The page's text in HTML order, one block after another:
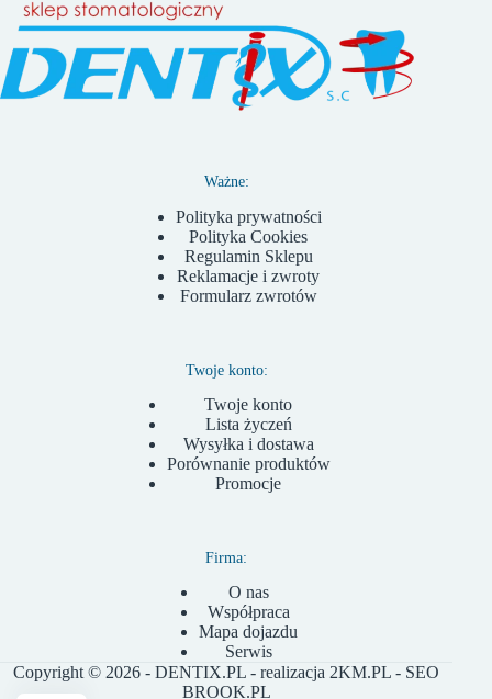
Ważne:
Polityka prywatności
Polityka Cookies
Regulamin Sklepu
Reklamacje i zwroty
Formularz zwrotów
Twoje konto:
Twoje konto
Lista życzeń
Wysyłka i dostawa
Porównanie produktów
Promocje
Firma:
O nas
Współpraca
Mapa dojazdu
Serwis
Copyright © 2026 - DENTIX.PL - realizacja 2KM.PL - SEO
BROOK.PL